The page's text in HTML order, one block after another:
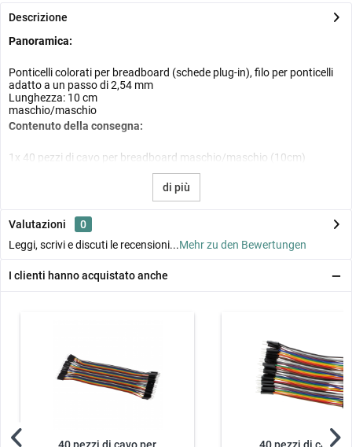
Descrizione
Panoramica:
Ponticelli colorati per breadboard (schede plug-in), filo per ponticelli
adatto a un passo di 2,54 mm
Lunghezza: 10 cm
maschio/maschio
Contenuto della consegna:
1x 40 pezzi di cavo per breadboard maschio/maschio (10cm)
di più
Valutazioni
0
Leggi, scrivi e discuti le recensioni...Mehr zu den Bewertungen
I clienti hanno acquistato anche